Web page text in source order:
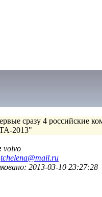
сразу 4 российские
2013"
volvo
tchelena@mail.ru
2013-03-10 23:27:28